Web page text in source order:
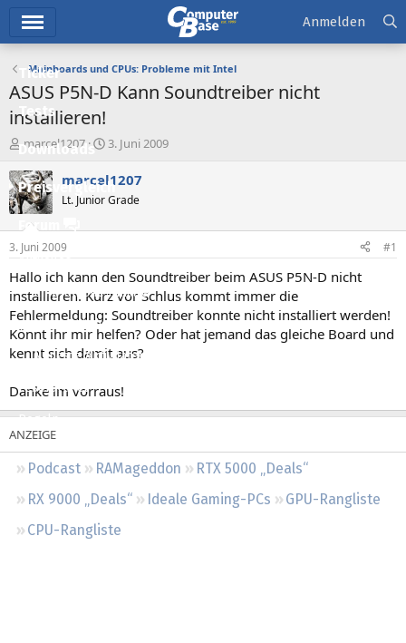
Ticker
Tests
Downloads
Preisvergleich
Forum
Aktuelles
Empfohlene Inhalte
Neue Beiträge
Neueste Aktivitäten
Leserartikel
Regeln
Podcast RAMageddon
RTX 5000 „Deals“
RX 9000 „Deals“
Ideale Gaming-PCs
GPU-Rangliste
CPU-Rangliste
Anmelden
Mainboards und CPUs: Probleme mit Intel
ASUS P5N-D Kann Soundtreiber nicht
installieren!
E
r
s
t
e
e
r
marcel1207
E
s
e
t
a
3. Juni 2009
marcel1207
Lt. Junior Grade
3. Juni 2009 #1
Hallo ich kann den Soundtreiber beim ASUS P5N-D nicht
installieren. Kurz vor Schlus kommt immer die
Fehlermeldung: Soundtreiber konnte nicht installiert werden!
Könnt ihr mir helfen? Oder hat jemand das gleiche Board und
kennt sich damit aus?
Danke im vorraus!